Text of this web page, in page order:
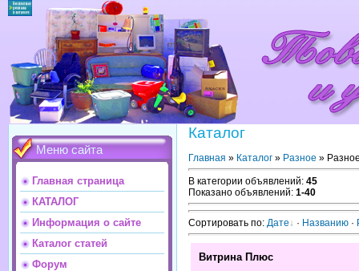
Меню сайта
Главная страница
КАТАЛОГ
Информация о сайте
Каталог статей
Форум
Каталог
Главная » Каталог » Разное »
В категории объявлений: 45
Показано объявлений: 1-40
Сортировать по: Дате · Названию ·
Витрина Плюс